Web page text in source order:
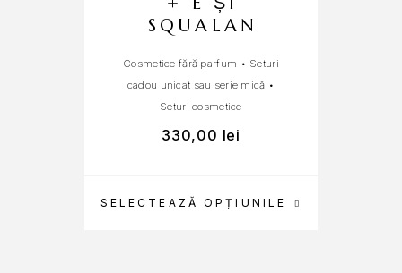
SELECTEAZĂ OPȚIUNILE
SQUALAN
Cosmetice fără parfum • Seturi
cadou unicat sau serie mică •
Seturi cosmetice
330,00 lei